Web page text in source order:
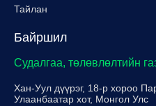
Тайлан
Байршил
Судалгаа, төлөвлөлтийн
Хан-Уул дүүрэг, 18-р хороо
Улаанбаатар хот, Монгол Улс